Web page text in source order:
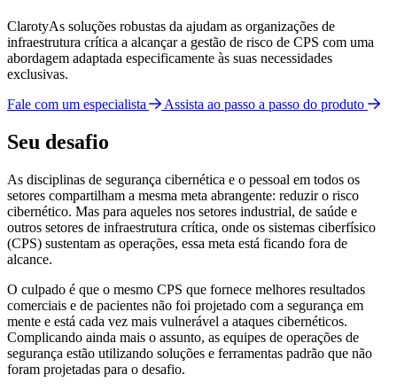
ClarotyAs soluções robustas da ajudam as organizações de
infraestrutura crítica a alcançar a gestão de risco de CPS com uma
abordagem adaptada especificamente às suas necessidades
exclusivas.
Fale com um especialista
Assista ao passo a passo do produto
Seu desafio
As disciplinas de segurança cibernética e o pessoal em todos os
setores compartilham a mesma meta abrangente: reduzir o risco
cibernético. Mas para aqueles nos setores industrial, de saúde e
outros setores de infraestrutura crítica, onde os sistemas ciberfísico
(CPS) sustentam as operações, essa meta está ficando fora de
alcance.
O culpado é que o mesmo CPS que fornece melhores resultados
comerciais e de pacientes não foi projetado com a segurança em
mente e está cada vez mais vulnerável a ataques cibernéticos.
Complicando ainda mais o assunto, as equipes de operações de
segurança estão utilizando soluções e ferramentas padrão que não
foram projetadas para o desafio.